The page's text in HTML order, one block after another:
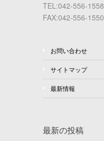
TEL:042-556-1558
FAX:042-556-1550
お問い合わせ
サイトマップ
最新情報
最新の投稿